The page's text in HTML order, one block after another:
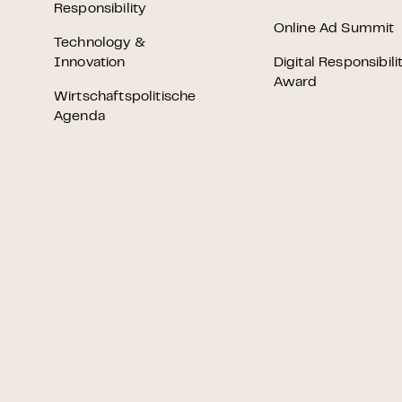
Product Management
Responsibility
Technology &
Innovation
Wirtschaftspolitische
Agenda
Online Ad Summit
Digital
Award